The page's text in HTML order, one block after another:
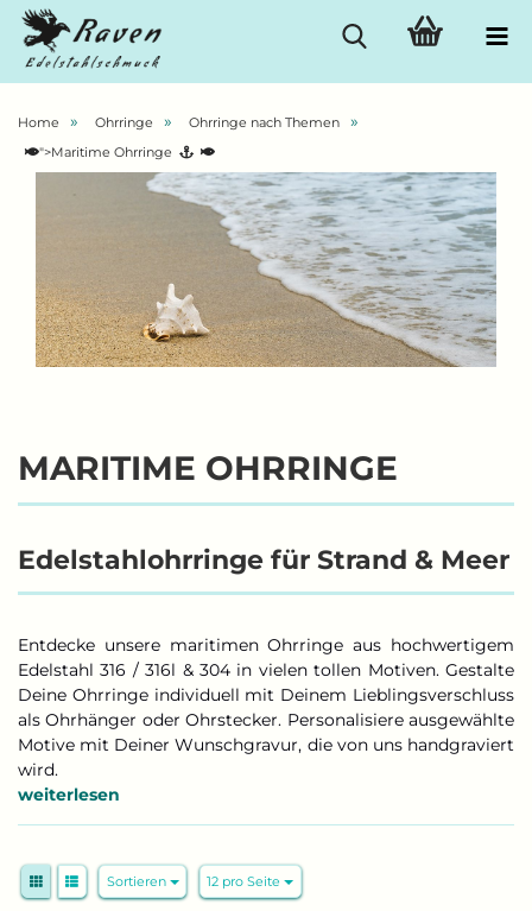
Home » Ohrringe » Ohrringe nach Themen »
">Maritime Ohrringe
MARITIME OHRRINGE
Edelstahlohrringe für Strand & Meer
Entdecke unsere maritimen Ohrringe aus hochwertigem
Edelstahl 316 / 316l & 304 in vielen tollen Motiven. Gestalte
Deine Ohrringe individuell mit Deinem Lieblingsverschluss
als Ohrhänger oder Ohrstecker. Personalisiere ausgewählte
Motive mit Deiner Wunschgravur, die von uns handgraviert
wird.
weiterlesen
Sortieren
Sortieren 12 pro Seite
pro Seite